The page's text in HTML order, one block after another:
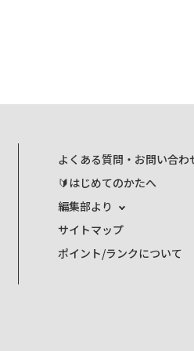
よくある質問・お問い合わ
🔰はじめてのかたへ
編集部より
サイトマップ
ポイント/ランクについて